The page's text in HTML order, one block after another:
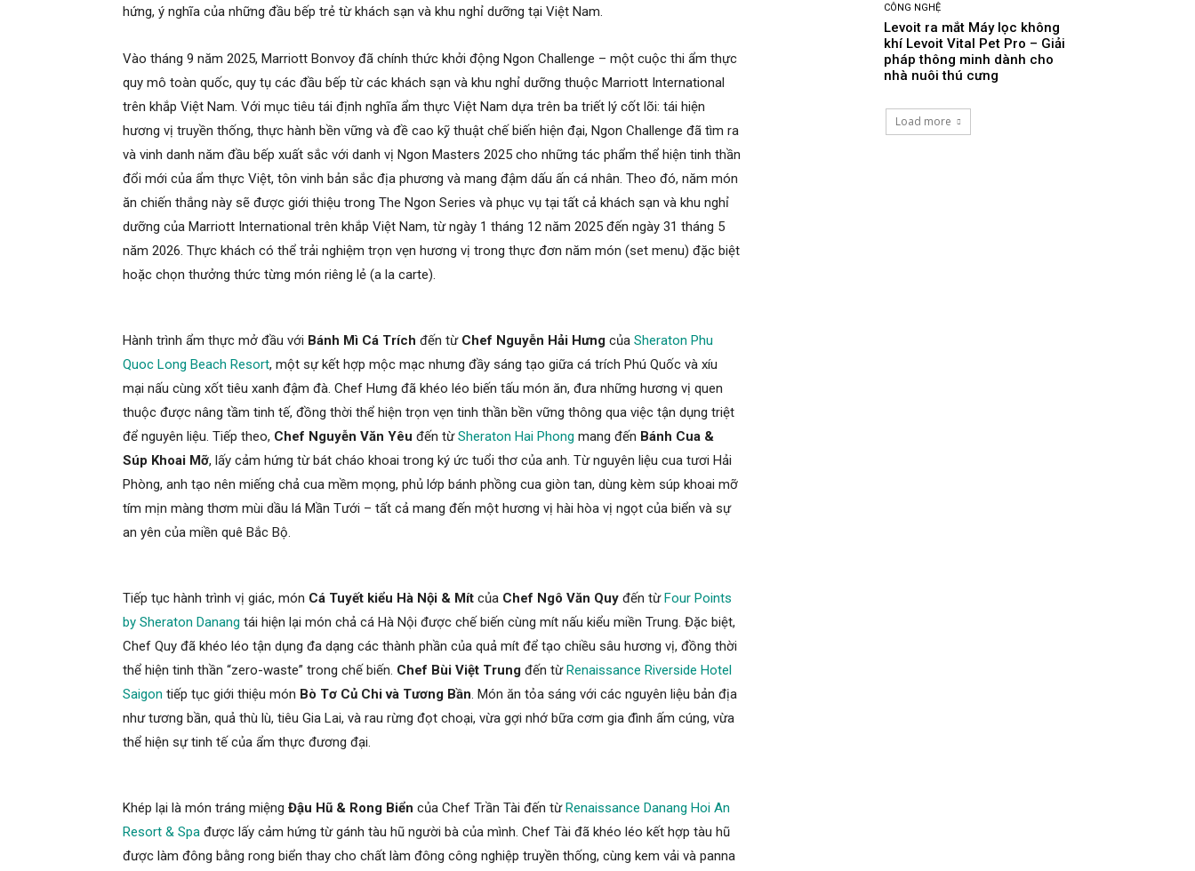
hứng, ý nghĩa của những đầu bếp trẻ từ khách sạn và khu nghỉ dưỡng tại Việt Nam.
Vào tháng 9 năm 2025, Marriott Bonvoy đã chính thức khởi động Ngon Challenge – một cuộc thi ẩm thực
quy mô toàn quốc, quy tụ các đầu bếp từ các khách sạn và khu nghỉ dưỡng thuộc Marriott International
trên khắp Việt Nam. Với mục tiêu tái định nghĩa ẩm thực Việt Nam dựa trên ba triết lý cốt lõi: tái hiện
hương vị truyền thống, thực hành bền vững và đề cao kỹ thuật chế biến hiện đại, Ngon Challenge đã tìm ra
và vinh danh năm đầu bếp xuất sắc với danh vị Ngon Masters 2025 cho những tác phẩm thể hiện tinh thần
đổi mới của ẩm thực Việt, tôn vinh bản sắc địa phương và mang đậm dấu ấn cá nhân. Theo đó, năm món
ăn chiến thắng này sẽ được giới thiệu trong The Ngon Series và phục vụ tại tất cả khách sạn và khu nghỉ
dưỡng của Marriott International trên khắp Việt Nam, từ ngày 1 tháng 12 năm 2025 đến ngày 31 tháng 5
năm 2026. Thực khách có thể trải nghiệm trọn vẹn hương vị trong thực đơn năm món (set menu) đặc biệt
hoặc chọn thưởng thức từng món riêng lẻ (a la carte).
Hành trình ẩm thực mở đầu với Bánh Mì Cá Trích đến từ Chef Nguyễn Hải Hưng của Sheraton Phu
Quoc Long Beach Resort, một sự kết hợp mộc mạc nhưng đầy sáng tạo giữa cá trích Phú Quốc và xíu
mại nấu cùng xốt tiêu xanh đậm đà. Chef Hưng đã khéo léo biến tấu món ăn, đưa những hương vị quen
thuộc được nâng tầm tinh tế, đồng thời thể hiện trọn vẹn tinh thần bền vững thông qua việc tận dụng triệt
để nguyên liệu. Tiếp theo, Chef Nguyễn Văn Yêu đến từSheraton Hai Phong mang đến Bánh Cua &
Súp Khoai Mỡ, lấy cảm hứng từ bát cháo khoai trong ký ức tuổi thơ của anh. Từ nguyên liệu cua tươi Hải
Phòng, anh tạo nên miếng chả cua mềm mọng, phủ lớp bánh phồng cua giòn tan, dùng kèm súp khoai mỡ
tím mịn màng thơm mùi dầu lá Mần Tưới – tất cả mang đến một hương vị hài hòa vị ngọt của biển và sự
an yên của miền quê Bắc Bộ.
Tiếp tục hành trình vị giác, món Cá Tuyết kiểu Hà Nội & Mít của Chef Ngô Văn Quy đến từFour Points
by Sheraton Danang tái hiện lại món chả cá Hà Nội được chế biến cùng mít nấu kiểu miền Trung. Đặc biệt,
Chef Quy đã khéo léo tận dụng đa dạng các thành phần của quả mít để tạo chiều sâu hương vị, đồng thời
thể hiện tinh thần “zero-waste” trong chế biến. Chef Bùi Việt Trung đến từRenaissance Riverside Hotel
Saigon tiếp tục giới thiệu món Bò Tơ Củ Chi và Tương Bần. Món ăn tỏa sáng với các nguyên liệu bản địa
như tương bần, quả thù lù, tiêu Gia Lai, và rau rừng đọt choại, vừa gợi nhớ bữa cơm gia đình ấm cúng, vừa
thể hiện sự tinh tế của ẩm thực đương đại.
Khép lại là món tráng miệng Đậu Hũ & Rong Biển của Chef Trần Tài đến từRenaissance Danang Hoi An
Resort & Spa được lấy cảm hứng từ gánh tàu hũ người bà của mình. Chef Tài đã khéo léo kết hợp tàu hũ
được làm đông bằng rong biển thay cho chất làm đông công nghiệp truyền thống, cùng kem vải và panna
CÔNG NGHỆ
Levoit ra mắt Máy lọc không
khí Levoit Vital Pet Pro – Giải
pháp thông minh dành cho
nhà nuôi thú cưng
Load more